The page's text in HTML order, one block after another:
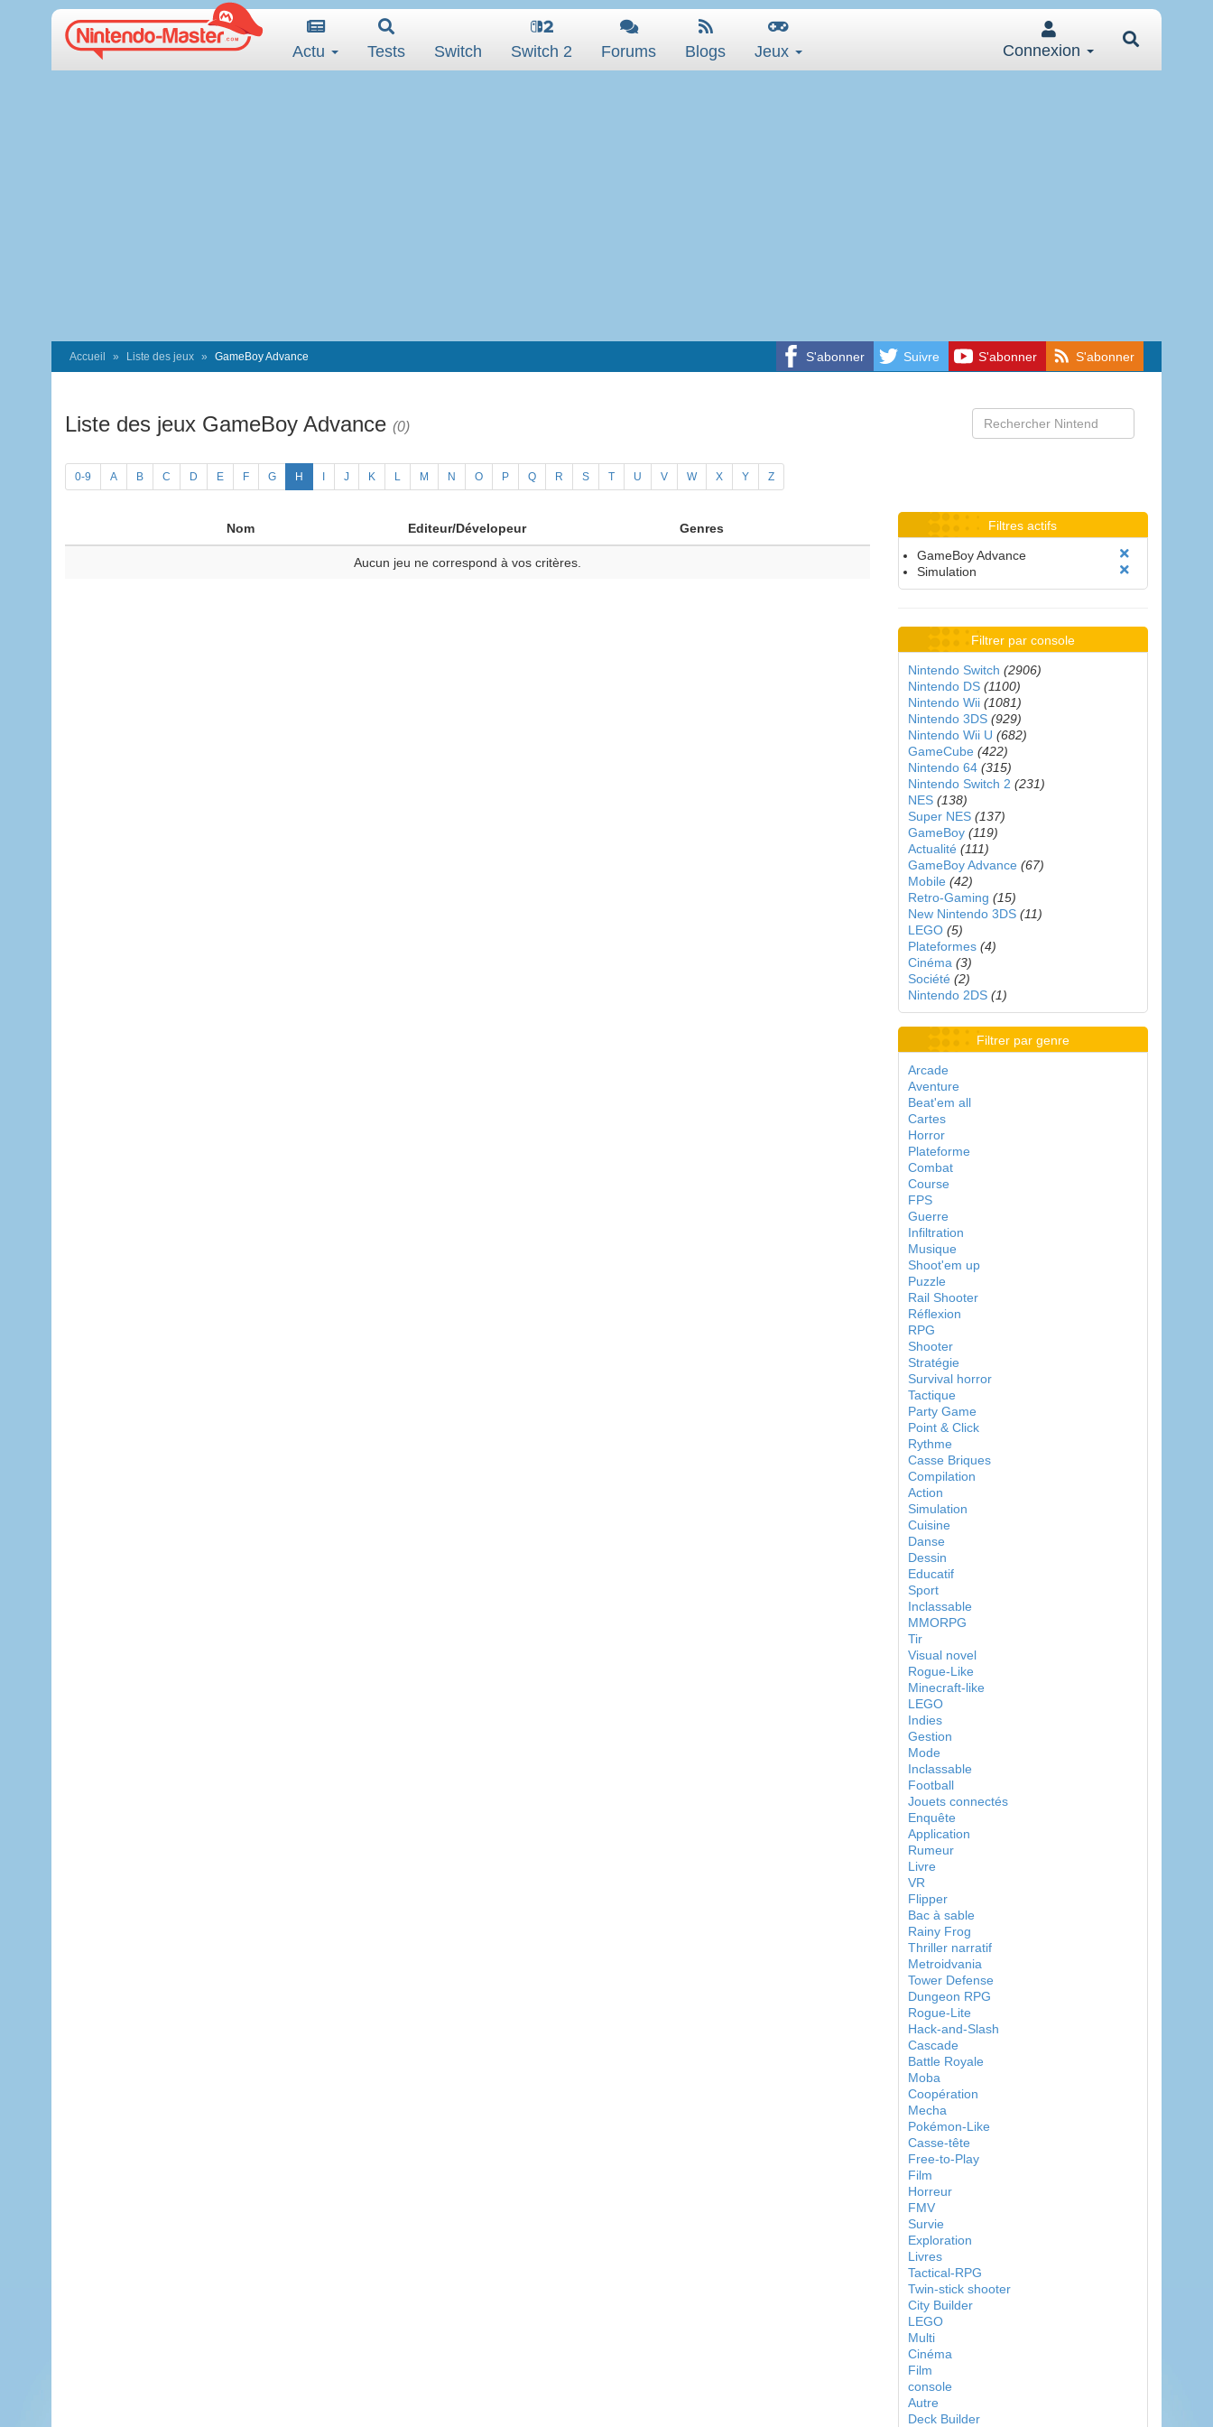
Actu Tests Switch Switch 2 Forums Blogs Jeux Connexion
S'abonner Suivre S'abonner S'abonner
Accueil Liste des jeux GameBoy Advance
Liste des jeux GameBoy Advance (0)
0-9 A B C D E F G H J K L M N O P Q R S T U V W X Y Z
Nom Editeur/Dévelopeur Genres
Aucun jeu ne correspond à vos critères.
Filtres actifs
GameBoy Advance
Simulation
Filtrer par console
Nintendo Switch (2906)
Nintendo DS (1100)
Nintendo Wii (1081)
Nintendo 3DS (929)
Nintendo Wii U (682)
GameCube (422)
Nintendo 64 (315)
Nintendo Switch 2 (231)
NES (138)
Super NES (137)
GameBoy (119)
Actualité (111)
GameBoy Advance (67)
Mobile (42)
Retro-Gaming (15)
New Nintendo 3DS (11)
LEGO (5)
Plateformes (4)
Cinéma (3)
Société (2)
Nintendo 2DS (1)
Filtrer par genre
Arcade
Aventure
Beat'em all
Cartes
Horror
Plateforme
Combat
Course
FPS
Guerre
Infiltration
Musique
Shoot'em up
Puzzle
Rail Shooter
Réflexion
RPG
Shooter
Stratégie
Survival horror
Tactique
Party Game
Point & Click
Rythme
Casse Briques
Compilation
Action
Simulation
Cuisine
Danse
Dessin
Educatif
Sport
Inclassable
MMORPG
Tir
Visual novel
Rogue-Like
Minecraft-like
LEGO
Indies
Gestion
Mode
Inclassable
Football
Jouets connectés
Enquête
Application
Rumeur
Livre
VR
Flipper
Bac à sable
Rainy Frog
Thriller narratif
Metroidvania
Tower Defense
Dungeon RPG
Rogue-Lite
Hack-and-Slash
Cascade
Battle Royale
Moba
Coopération
Mecha
Pokémon-Like
Casse-tête
Free-to-Play
Film
Horreur
FMV
Survie
Exploration
Livres
Tactical-RPG
Twin-stick shooter
City Builder
LEGO
Multi
Cinéma
Film
console
Autre
Deck Builder